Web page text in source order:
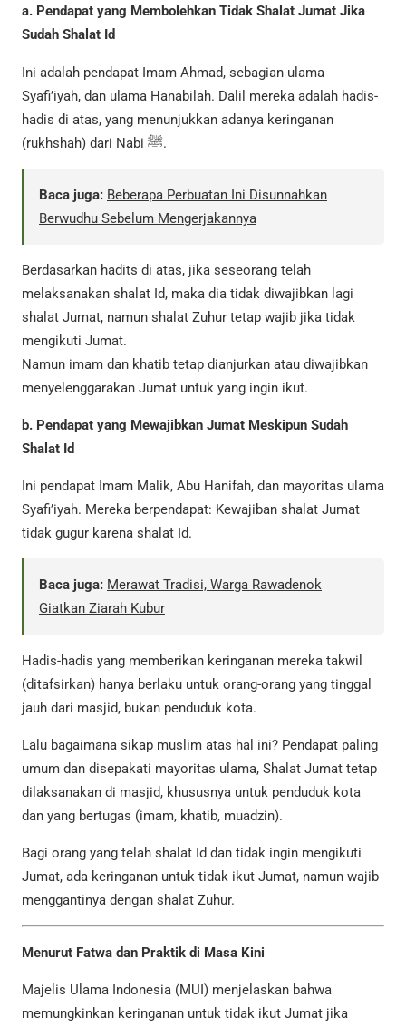
a. Pendapat yang Membolehkan Tidak Shalat Jumat Jika
Sudah Shalat Id
Ini adalah pendapat Imam Ahmad, sebagian ulama
Syafi’iyah, dan ulama Hanabilah. Dalil mereka adalah hadis-
hadis di atas, yang menunjukkan adanya keringanan
(rukhshah) dari Nabi ﷺ.
Baca juga: Beberapa Perbuatan Ini Disunnahkan
Berwudhu Sebelum Mengerjakannya
Berdasarkan hadits di atas, jika seseorang telah
melaksanakan shalat Id, maka dia tidak diwajibkan lagi
shalat Jumat, namun shalat Zuhur tetap wajib jika tidak
mengikuti Jumat.
Namun imam dan khatib tetap dianjurkan atau diwajibkan
menyelenggarakan Jumat untuk yang ingin ikut.
b. Pendapat yang Mewajibkan Jumat Meskipun Sudah
Shalat Id
Ini pendapat Imam Malik, Abu Hanifah, dan mayoritas ulama
Syafi’iyah. Mereka berpendapat: Kewajiban shalat Jumat
tidak gugur karena shalat Id.
Baca juga: Merawat Tradisi, Warga Rawadenok
Giatkan Ziarah Kubur
Hadis-hadis yang memberikan keringanan mereka takwil
(ditafsirkan) hanya berlaku untuk orang-orang yang tinggal
jauh dari masjid, bukan penduduk kota.
Lalu bagaimana sikap muslim atas hal ini? Pendapat paling
umum dan disepakati mayoritas ulama, Shalat Jumat tetap
dilaksanakan di masjid, khususnya untuk penduduk kota
dan yang bertugas (imam, khatib, muadzin).
Bagi orang yang telah shalat Id dan tidak ingin mengikuti
Jumat, ada keringanan untuk tidak ikut Jumat, namun wajib
menggantinya dengan shalat Zuhur.
Menurut Fatwa dan Praktik di Masa Kini
Majelis Ulama Indonesia (MUI) menjelaskan bahwa
memungkinkan keringanan untuk tidak ikut Jumat jika